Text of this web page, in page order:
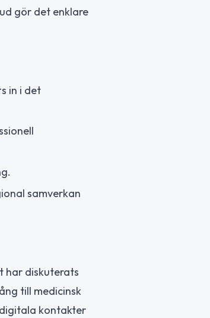
gör det enklare
in i det
samverkan
har diskuterats
till medicinsk
kontakter